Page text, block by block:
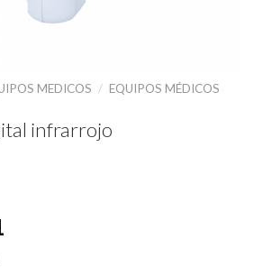
MEDICOS / EQUIPOS MÉDICOS
infrarrojo